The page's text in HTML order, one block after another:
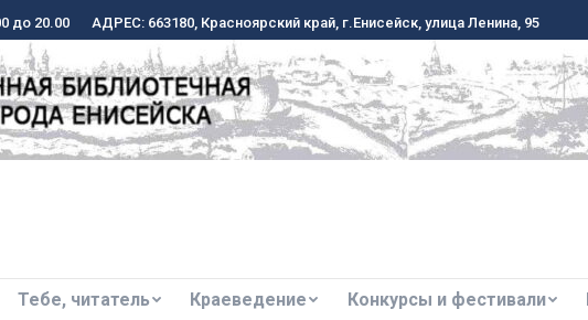
до 20.00 АДРЕС: 663180, Красноярский край, г.Енисейск, улица Ленина, 95
Тебе, читатель Краеведение Конкурсы и фестивали
до 20.00 АДРЕС: 663180, Красноярский край, г.Енисейск, улица Ленина, 95
Тебе, читатель Краеведение Конкурсы и фестивали